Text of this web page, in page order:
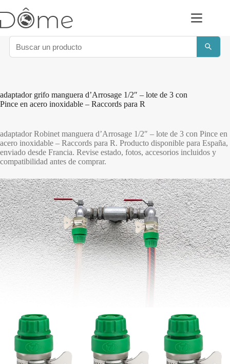
al
contenido
adaptador grifo manguera d’Arrosage 1/2″ – lote de 3 con
Pince en acero inoxidable – Raccords para R
adaptador Robinet manguera d’Arrosage 1/2″ – lote de 3 con Pince en
acero inoxidable – Raccords para R. Producto disponible para España,
enviado desde Francia. Revise estado, fotos, accesorios incluidos y
compatibilidad antes de comprar.